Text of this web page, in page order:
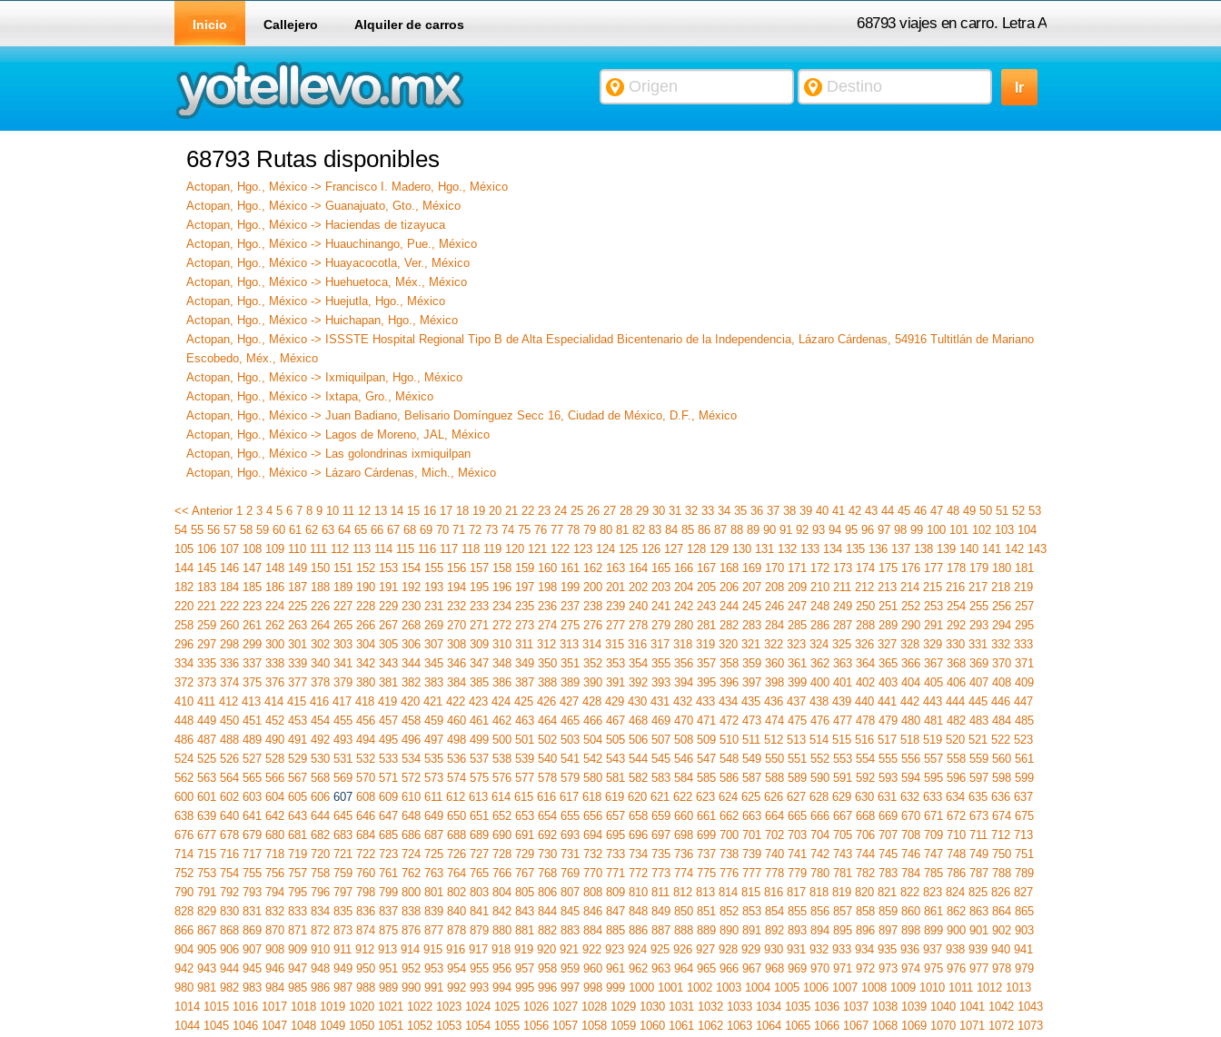
68793 viajes en carro. Letra A
Inicio Callejero Alquiler de carros
68793 Rutas disponibles
Actopan, Hgo., México -> Francisco I. Madero, Hgo., México
Actopan, Hgo., México -> Guanajuato, Gto., México
Actopan, Hgo., México -> Haciendas de tizayuca
Actopan, Hgo., México -> Huauchinango, Pue., México
Actopan, Hgo., México -> Huayacocotla, Ver., México
Actopan, Hgo., México -> Huehuetoca, Méx., México
Actopan, Hgo., México -> Huejutla, Hgo., México
Actopan, Hgo., México -> Huichapan, Hgo., México
Actopan, Hgo., México -> ISSSTE Hospital Regional Tipo B de Alta Especialidad Bicentenario de la Independencia, Lázaro Cárdenas, 54916 Tultitlán de Mariano
Escobedo, Méx., México
Actopan, Hgo., México -> Ixmiquilpan, Hgo., México
Actopan, Hgo., México -> Ixtapa, Gro., México
Actopan, Hgo., México -> Juan Badiano, Belisario Domínguez Secc 16, Ciudad de México, D.F., México
Actopan, Hgo., México -> Lagos de Moreno, JAL, México
Actopan, Hgo., México -> Las golondrinas ixmiquilpan
Actopan, Hgo., México -> Lázaro Cárdenas, Mich., México
<< Anterior 1 2 3 4 5 6 7 8 9 10 11 12 13 14 15 16 17 18 19 20 21 22 23 24 25 26 27 28 29 30 31 32 33 34 35 36 37 38 39 40 41 42 43 44 45 46 47 48 49 50 51 52 53
54 55 56 57 58 59 60 61 62 63 64 65 66 67 68 69 70 71 72 73 74 75 76 77 78 79 80 81 82 83 84 85 86 87 88 89 90 91 92 93 94 95 96 97 98 99 100 101 102 103 104
105 106 107 108 109 110 111 112 113 114 115 116 117 118 119 120 121 122 123 124 125 126 127 128 129 130 131 132 133 134 135 136 137 138 139 140 141 142 143
144 145 146 147 148 149 150 151 152 153 154 155 156 157 158 159 160 161 162 163 164 165 166 167 168 169 170 171 172 173 174 175 176 177 178 179 180 181
182 183 184 185 186 187 188 189 190 191 192 193 194 195 196 197 198 199 200 201 202 203 204 205 206 207 208 209 210 211 212 213 214 215 216 217 218 219
220 221 222 223 224 225 226 227 228 229 230 231 232 233 234 235 236 237 238 239 240 241 242 243 244 245 246 247 248 249 250 251 252 253 254 255 256 257
258 259 260 261 262 263 264 265 266 267 268 269 270 271 272 273 274 275 276 277 278 279 280 281 282 283 284 285 286 287 288 289 290 291 292 293 294 295
296 297 298 299 300 301 302 303 304 305 306 307 308 309 310 311 312 313 314 315 316 317 318 319 320 321 322 323 324 325 326 327 328 329 330 331 332 333
334 335 336 337 338 339 340 341 342 343 344 345 346 347 348 349 350 351 352 353 354 355 356 357 358 359 360 361 362 363 364 365 366 367 368 369 370 371
372 373 374 375 376 377 378 379 380 381 382 383 384 385 386 387 388 389 390 391 392 393 394 395 396 397 398 399 400 401 402 403 404 405 406 407 408 409
410 411 412 413 414 415 416 417 418 419 420 421 422 423 424 425 426 427 428 429 430 431 432 433 434 435 436 437 438 439 440 441 442 443 444 445 446 447
448 449 450 451 452 453 454 455 456 457 458 459 460 461 462 463 464 465 466 467 468 469 470 471 472 473 474 475 476 477 478 479 480 481 482 483 484 485
486 487 488 489 490 491 492 493 494 495 496 497 498 499 500 501 502 503 504 505 506 507 508 509 510 511 512 513 514 515 516 517 518 519 520 521 522 523
524 525 526 527 528 529 530 531 532 533 534 535 536 537 538 539 540 541 542 543 544 545 546 547 548 549 550 551 552 553 554 555 556 557 558 559 560 561
562 563 564 565 566 567 568 569 570 571 572 573 574 575 576 577 578 579 580 581 582 583 584 585 586 587 588 589 590 591 592 593 594 595 596 597 598 599
600 601 602 603 604 605 606 607 608 609 610 611 612 613 614 615 616 617 618 619 620 621 622 623 624 625 626 627 628 629 630 631 632 633 634 635 636 637
638 639 640 641 642 643 644 645 646 647 648 649 650 651 652 653 654 655 656 657 658 659 660 661 662 663 664 665 666 667 668 669 670 671 672 673 674 675
676 677 678 679 680 681 682 683 684 685 686 687 688 689 690 691 692 693 694 695 696 697 698 699 700 701 702 703 704 705 706 707 708 709 710 711 712 713
714 715 716 717 718 719 720 721 722 723 724 725 726 727 728 729 730 731 732 733 734 735 736 737 738 739 740 741 742 743 744 745 746 747 748 749 750 751
752 753 754 755 756 757 758 759 760 761 762 763 764 765 766 767 768 769 770 771 772 773 774 775 776 777 778 779 780 781 782 783 784 785 786 787 788 789
790 791 792 793 794 795 796 797 798 799 800 801 802 803 804 805 806 807 808 809 810 811 812 813 814 815 816 817 818 819 820 821 822 823 824 825 826 827
828 829 830 831 832 833 834 835 836 837 838 839 840 841 842 843 844 845 846 847 848 849 850 851 852 853 854 855 856 857 858 859 860 861 862 863 864 865
866 867 868 869 870 871 872 873 874 875 876 877 878 879 880 881 882 883 884 885 886 887 888 889 890 891 892 893 894 895 896 897 898 899 900 901 902 903
904 905 906 907 908 909 910 911 912 913 914 915 916 917 918 919 920 921 922 923 924 925 926 927 928 929 930 931 932 933 934 935 936 937 938 939 940 941
942 943 944 945 946 947 948 949 950 951 952 953 954 955 956 957 958 959 960 961 962 963 964 965 966 967 968 969 970 971 972 973 974 975 976 977 978 979
980 981 982 983 984 985 986 987 988 989 990 991 992 993 994 995 996 997 998 999 1000 1001 1002 1003 1004 1005 1006 1007 1008 1009 1010 1011 1012 1013
1014 1015 1016 1017 1018 1019 1020 1021 1022 1023 1024 1025 1026 1027 1028 1029 1030 1031 1032 1033 1034 1035 1036 1037 1038 1039 1040 1041 1042 1043
1044 1045 1046 1047 1048 1049 1050 1051 1052 1053 1054 1055 1056 1057 1058 1059 1060 1061 1062 1063 1064 1065 1066 1067 1068 1069 1070 1071 1072 1073